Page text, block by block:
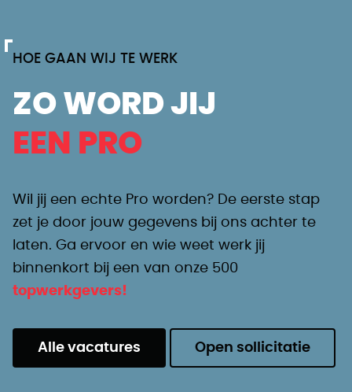
HOE GAAN WIJ TE WERK
ZO WORD JIJ
EEN PRO
Wil jij een echte Pro worden? De eerste stap
zet je door jouw gegevens bij ons achter te
laten. Ga ervoor en wie weet werk jij
binnenkort bij een van onze 500
topwerkgevers!
Alle vacatures Open sollicitatie